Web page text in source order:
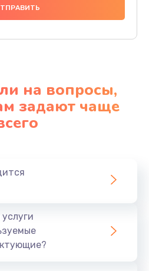
990 руб.
экрана
матрицы
на вопросы,
задают чаще